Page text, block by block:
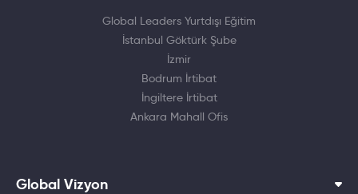
Global Leaders Yurtdışı Eğitim
İstanbul Göktürk Şube
İzmir
Bodrum İrtibat
İngiltere İrtibat
Ankara Mahall Ofis
Global Vizyon